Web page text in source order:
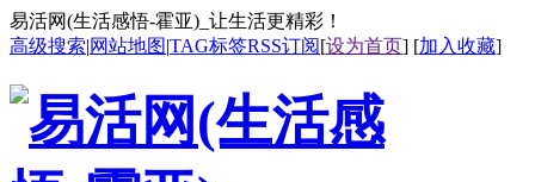
易活网(生活感悟-霍亚)_让生活更精彩！
高级搜索|网站地图|TAG标签RSS订阅[设为首页] [加入收藏]